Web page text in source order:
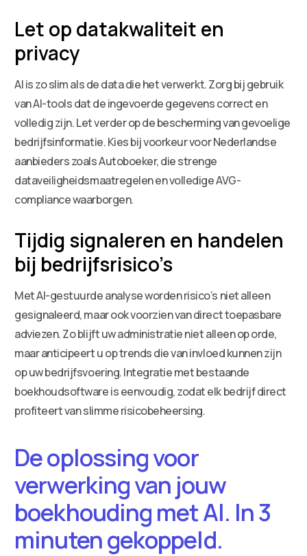
Let op datakwaliteit en
privacy
AI is zo slim als de data die het verwerkt. Zorg bij gebruik
van AI-tools dat de ingevoerde gegevens correct en
volledig zijn. Let verder op de bescherming van gevoelige
bedrijfsinformatie. Kies bij voorkeur voor Nederlandse
aanbieders zoals Autoboeker, die strenge
dataveiligheidsmaatregelen en volledige AVG-
compliance waarborgen.
Tijdig signaleren en handelen
bij bedrijfsrisico’s
Met AI-gestuurde analyse worden risico’s niet alleen
gesignaleerd, maar ook voorzien van direct toepasbare
adviezen. Zo blijft uw administratie niet alleen op orde,
maar anticipeert u op trends die van invloed kunnen zijn
op uw bedrijfsvoering. Integratie met bestaande
boekhoudsoftware is eenvoudig, zodat elk bedrijf direct
profiteert van slimme risicobeheersing.
De oplossing voor
verwerking van jouw
boekhouding met AI. In 3
minuten gekoppeld.